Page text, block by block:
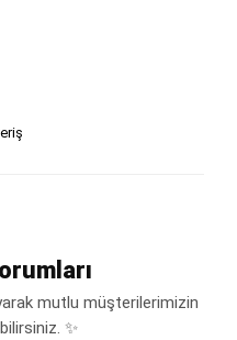
mutlu müşterilerimizin
✨